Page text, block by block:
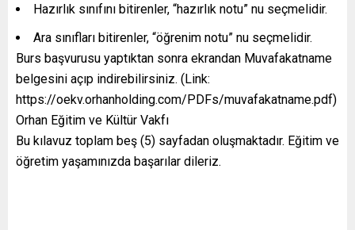
Hazırlık sınıfını bitirenler, “hazırlık notu” nu seçmelidir.
Ara sınıfları bitirenler, “öğrenim notu” nu seçmelidir.
Burs başvurusu yaptıktan sonra ekrandan Muvafakatname
belgesini açıp indirebilirsiniz. (Link:
https://oekv.orhanholding.com/PDFs/muvafakatname.pdf)
Orhan Eğitim ve Kültür Vakfı
Bu kılavuz toplam beş (5) sayfadan oluşmaktadır. Eğitim ve
öğretim yaşamınızda başarılar dileriz.